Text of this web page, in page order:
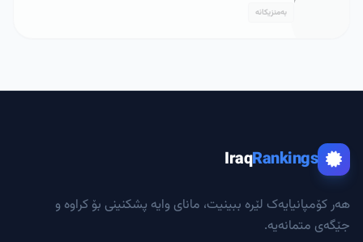
بەمنزیکانە
IraqRankings
هەر کۆمپانیایەک لێرە ببینیت، مانای وایە پشکنینی بۆ کراوە و
جێگەی متمانەیە.